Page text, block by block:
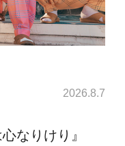
2026.8.7
なりけり』